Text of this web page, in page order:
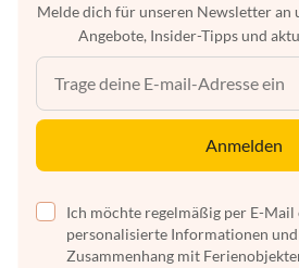
Melde dich für unseren Newsletter an
Angebote, Insider-Tipps und
Anmelden
Ich möchte regelmäßig per E-Mail
personalisierte Informationen
Zusammenhang mit